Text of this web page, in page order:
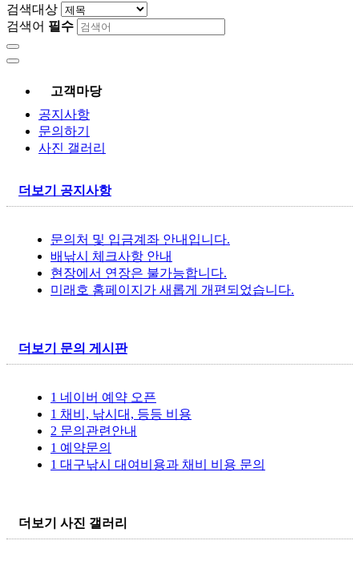
검색대상
검색어 필수
고객마당
공지사항
문의하기
사진 갤러리
더보기 공지사항
문의처 및 입금계좌 안내입니다.
배낚시 체크사항 안내
현장에서 연장은 불가능합니다.
미래호 홈페이지가 새롭게 개편되었습니다.
더보기 문의 게시판
1 네이버 예약 오픈
1 채비, 낚시대, 등등 비용
2 문의관련안내
1 예약문의
1 대구낚시 대여비용과 채비 비용 문의
더보기 사진 갤러리